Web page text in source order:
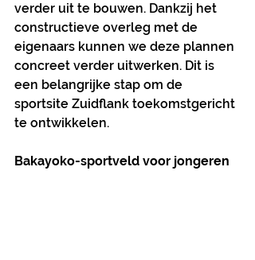
verder uit te bouwen. Dankzij het
constructieve overleg met de
eigenaars kunnen we deze plannen
concreet verder uitwerken. Dit is
een belangrijke stap om de
sportsite Zuidflank toekomstgericht
te ontwikkelen.
Bakayoko-sportveld voor jongeren